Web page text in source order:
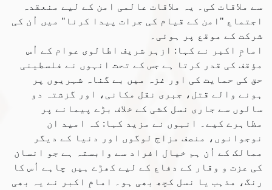
سے ملاقات کی۔ یہ ملاقات عالمی امن کے لیے منعقدہ
اجتماع "امن کے قیام کی جرات پیدا کرنا" میں اُن کی
شرکت کے موقع پر ہوئی۔
امامِ اکبر نے کہا: ازہر شریف اطالوی عوام کے اُس
مؤقف کی قدر کرتا ہے جس کے تحت انہوں نے فلسطینی
حق کی حمایت کی اور غزہ میں بے گناہ شہریوں پر
ہونے والے قتل، جبری نقل مکانی، اور گزشتہ دو
سالوں سے جاری نسل کشی کے خلاف بڑے پیمانے پر
مظاہرے کیے۔ انہوں نے مزید کہا: کہ امید ان
نوجوانوں، منصف مزاج لوگوں اور دنیا کے دیگر
ممالک کے اُن ہم خیال افراد سے وابستہ ہے جو انسان
کی عزت و وقار کے دفاع کے لیے کھڑے ہیں چاہے اُس کا
رنگ، مذہب یا نسل کچھ بھی ہو۔ امامِ اکبر نے یہ بھی